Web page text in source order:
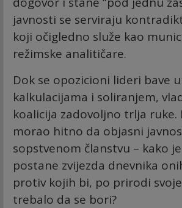
javnosti se serviraju
koji očigledno služe kao
režimske analitičare.
Dok se opozicioni lideri bave
kalkulacijama i soliranjem,
koalicija zadovoljno trlja ruke.
morao hitno da objasni
sopstvenom članstvu – kako
postane zvijezda dnevnika
protiv kojih bi, po prirodi
trebalo da se bori?